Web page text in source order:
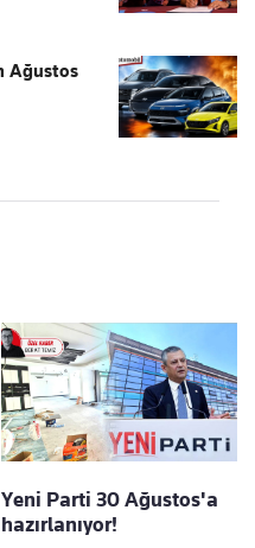
Ağustos
Yeni Parti 30 Ağustos'a
hazırlanıyor!